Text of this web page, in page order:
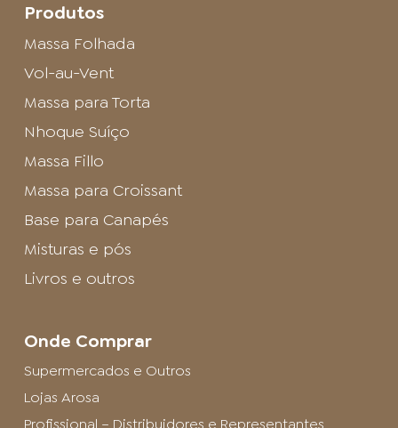
Produtos
Massa Folhada
Vol-au-Vent
Massa para Torta
Nhoque Suíço
Massa Fillo
Massa para Croissant
Base para Canapés
Misturas e pós
Livros e outros
Onde Comprar
Supermercados e Outros
Lojas Arosa
Profissional – Distribuidores e Representantes